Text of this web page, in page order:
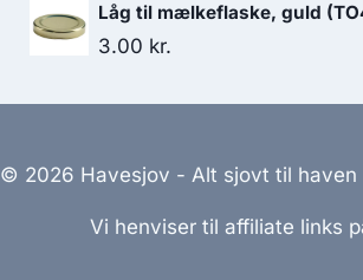
Låg til mælkeflaske, guld
3.00 kr.
© 2026 Havesjov - Alt sjovt til haven
Vi henviser til affiliate links